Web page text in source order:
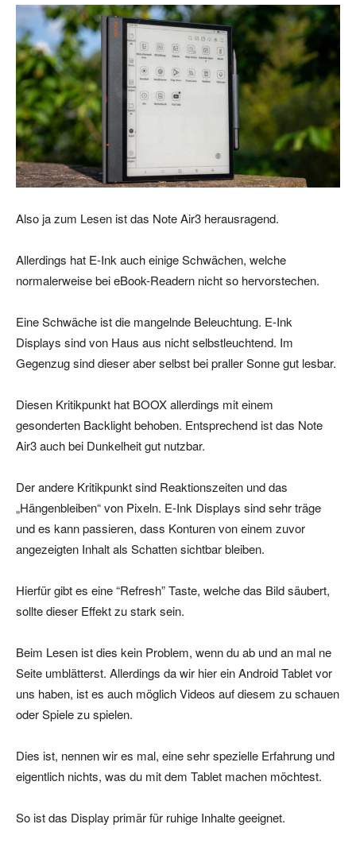
Also ja zum Lesen ist das Note Air3 herausragend.
Allerdings hat E-Ink auch einige Schwächen, welche
normalerweise bei eBook-Readern nicht so hervorstechen.
Eine Schwäche ist die mangelnde Beleuchtung. E-Ink
Displays sind von Haus aus nicht selbstleuchtend. Im
Gegenzug sind dieser aber selbst bei praller Sonne gut lesbar.
Diesen Kritikpunkt hat BOOX allerdings mit einem
gesonderten Backlight behoben. Entsprechend ist das Note
Air3 auch bei Dunkelheit gut nutzbar.
Der andere Kritikpunkt sind Reaktionszeiten und das
„Hängenbleiben“ von Pixeln. E-Ink Displays sind sehr träge
und es kann passieren, dass Konturen von einem zuvor
angezeigten Inhalt als Schatten sichtbar bleiben.
Hierfür gibt es eine “Refresh” Taste, welche das Bild säubert,
sollte dieser Effekt zu stark sein.
Beim Lesen ist dies kein Problem, wenn du ab und an mal ne
Seite umblätterst. Allerdings da wir hier ein Android Tablet vor
uns haben, ist es auch möglich Videos auf diesem zu schauen
oder Spiele zu spielen.
Dies ist, nennen wir es mal, eine sehr spezielle Erfahrung und
eigentlich nichts, was du mit dem Tablet machen möchtest.
So ist das Display primär für ruhige Inhalte geeignet.